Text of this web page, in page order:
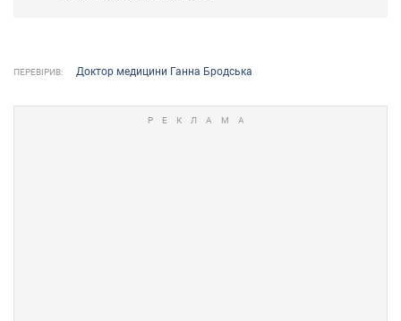
ПЕРЕВІРИВ: Доктор медицини Ганна Бродська